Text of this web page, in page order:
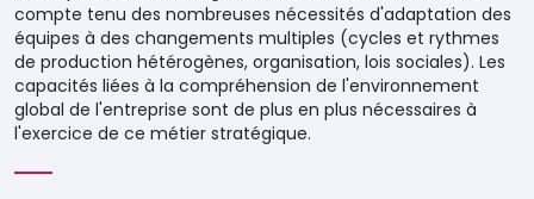
compte tenu des nombreuses nécessités d'adaptation des
équipes à des changements multiples (cycles et rythmes
de production hétérogènes, organisation, lois sociales). Les
capacités liées à la compréhension de l'environnement
global de l'entreprise sont de plus en plus nécessaires à
l'exercice de ce métier stratégique.